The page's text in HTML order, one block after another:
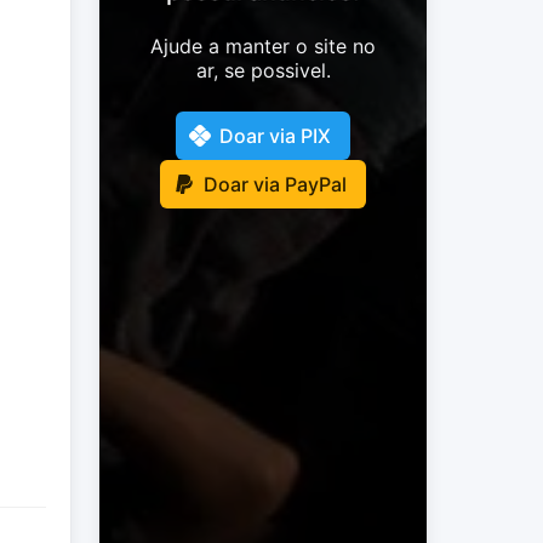
Ajude a manter o site no
ar, se possivel.
Doar via PIX
Doar via PayPal